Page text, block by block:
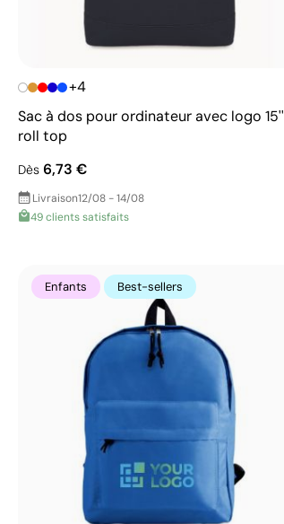
+4
Sac à dos pour ordinateur avec logo 15''
roll top
Dès 6,73 €
Livraison12/08 - 14/08
49 clients satisfaits
Enfants Best-sellers